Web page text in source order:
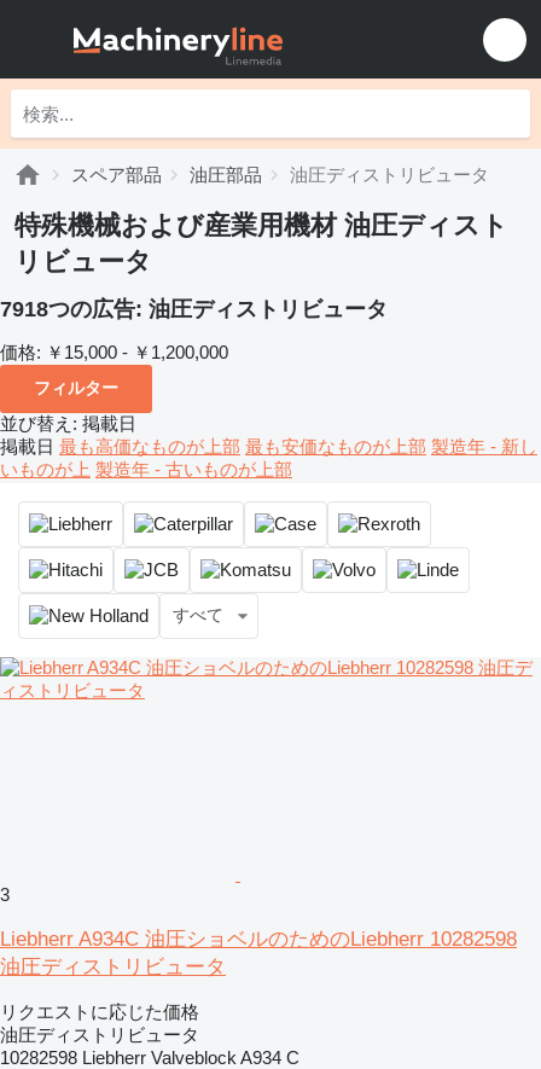
スペア部品 油圧部品 油圧ディストリビュータ
特殊機械および産業用機材 油圧ディスト
リビュータ
7918つの広告: 油圧ディストリビュータ
価格: ￥15,000 - ￥1,200,000
フィルター
並び替え : 掲載日
掲載日 最も高価なものが上部 最も安価なものが上部 製造年 - 新し
いものが上 製造年 - 古いものが上部
すべて
3
Liebherr A934C 油圧ショベルのためのLiebherr 10282598
油圧ディストリビュータ
リクエストに応じた価格
油圧ディストリビュータ
10282598 Liebherr Valveblock A934 C